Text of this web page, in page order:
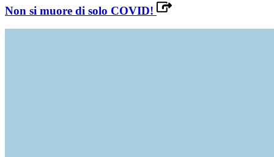
Non si muore di solo COVID!